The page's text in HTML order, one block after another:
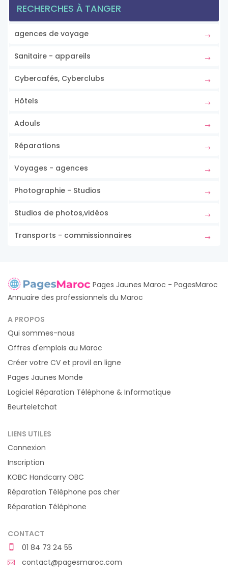
RECHERCHES À TANGER
agences de voyage
Sanitaire - appareils
Cybercafés, Cyberclubs
Hôtels
Adouls
Réparations
Voyages - agences
Photographie - Studios
Studios de photos,vidéos
Transports - commissionnaires
Pages Jaunes Maroc - PagesMaroc
Annuaire des professionnels du Maroc
A PROPOS
Qui sommes-nous
Offres d'emplois au Maroc
Créer votre CV et provil en ligne
Pages Jaunes Monde
Logiciel Réparation Téléphone & Informatique
Beurteletchat
LIENS UTILES
Connexion
Inscription
KOBC Handcarry OBC
Réparation Téléphone pas cher
Réparation Téléphone
CONTACT
01 84 73 24 55
contact@pagesmaroc.com